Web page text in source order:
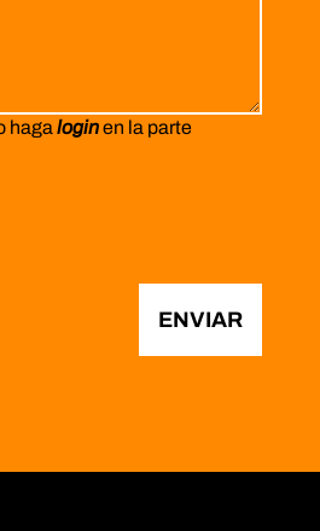
hagaloginen la parte
ENVIAR